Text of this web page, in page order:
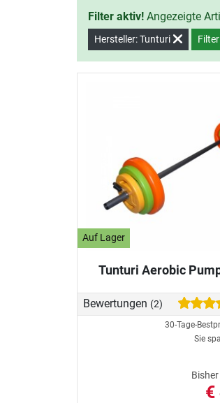
Filter aktiv! Angezeigte
Hersteller: Tunturi
Auf Lager
Tunturi Aerobic
Bewertungen (2)
30-Tage-
Sie
Bisher
€